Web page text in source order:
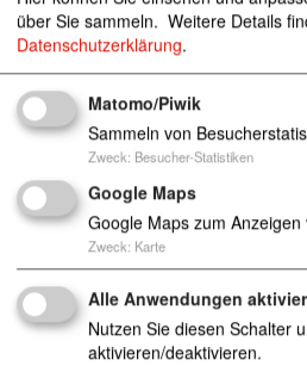
05151-941560
05151-941561
über Sie sammeln. Weitere Details
Datenschutzerklärung.
Matomo/Piwik
Sammeln von
Zweck: Besucher-Statistiken
Google Maps
Google Maps zum
Zweck: Karte
Alle Anwendungen
Nutzen Sie diesen Schalter
aktivieren/deaktivieren.